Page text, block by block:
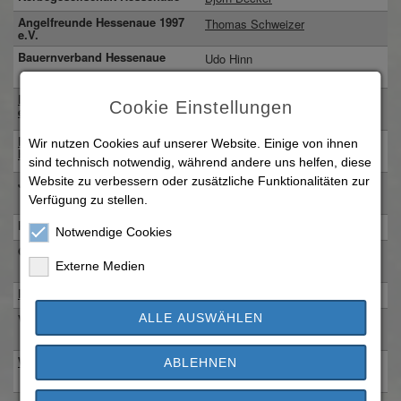
Angelfreunde Hessenaue 1997
e.V.
Thomas Schweizer
Bauernverband Hessenaue
Udo Hinn
06147 - 8311
Dorfgemeinschaft Hessenaue
e.V.
Klaus Martin
06147-2091333
Freiwillige Feuerwehr
Hessenaue
Daniel Gebert
0173-6610292
Jagdgenossenschaft Hessenaue Thomas Lukas
Kerweborsch Hessenaue
Ortslandwirt Hessenaue
Pferdefreunde Hessenaue e.V.
Vereinsring Hessenaue
Thomas Welsch
06147 - 501844
Windsurfing-Club Hessenaue
Dr. Uwe Bornholdt
06251 67477
Cookie Einstellungen
Wir nutzen Cookies auf unserer Website. Einige von ihnen
sind technisch notwendig, während andere uns helfen, diese
Website zu verbessern oder zusätzliche Funktionalitäten zur
Verfügung zu stellen.
Notwendige Cookies
Externe Medien
ALLE AUSWÄHLEN
ABLEHNEN